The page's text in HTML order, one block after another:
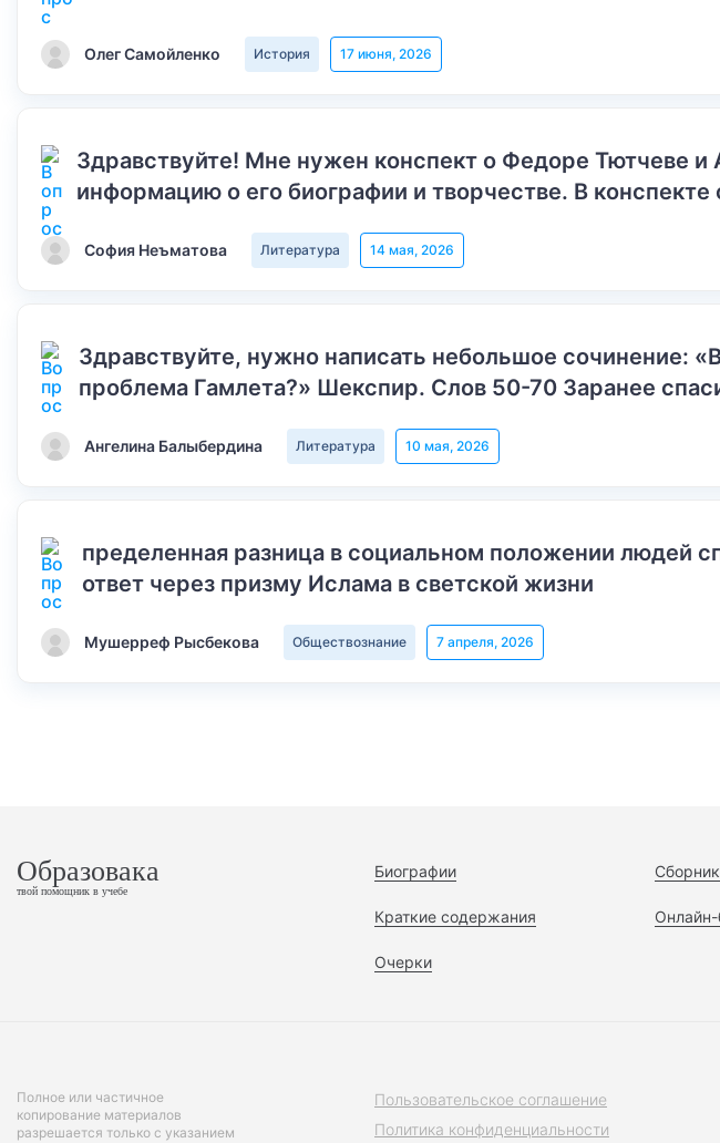
Олег Самойленко История 17 июня, 2026
Здравствуйте! Мне нужен конспект о Федоре Тютчеве
информацию о его биографии и творчестве. В
София Неъматова Литература 14 мая, 2026
Здравствуйте, нужно написать небольшое сочинение:
проблема Гамлета?» Шекспир. Слов 50-70 Заранее
Ангелина Балыбердина Литература 10 мая, 2026
пределенная разница в социальном положении людей
ответ через призму Ислама в светской жизни
Мушерреф Рысбекова Обществознание 7 апреля, 2026
Образовака
твой помощник в учебе
Биографии
Краткие содержания
Очерки
Онлайн-
Полное или частичное
копирование материалов
разрешается только с указанием
Пользовательское соглашение
Политика конфиденциальности